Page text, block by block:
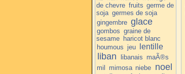
de chevre fruits germe de
soja germes de soja
gingembre glace
gombos graine de
sesame haricot blanc
houmous jeu lentille
liban libanais maÃ®s
mil mimosa niebe noel